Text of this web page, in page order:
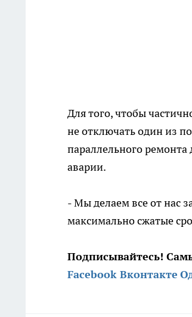
Для того, чтобы
не отключать один из
параллельного ремонта
аварии.
- Мы делаем все от нас
максимально сжатые
Подписывайтесь!
Facebook Вконтакте